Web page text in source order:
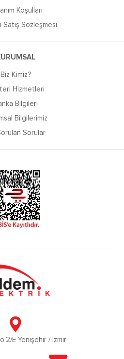
Koşulları
Sözleşmesi
Biz Kimiz?
Hizmetleri
Bilgileri
Bilgilerimiz
Sorular
E Yenişehir / İzmir